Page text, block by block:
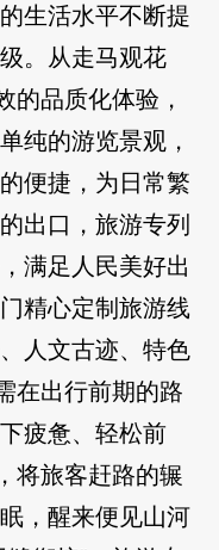
生活水平不断提
。从走马观花
的品质化体验，
纯的游览景观，
便捷，为日常繁
出口，旅游专列
满足人民美好出
精心定制旅游线
人文古迹、特色
在出行前期的路
疲惫、轻松前
将旅客赶路的辗
，醒来便见山河